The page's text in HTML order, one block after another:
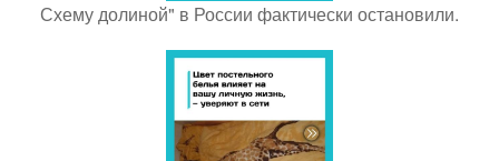
Схему долиной" в России фактически остановили.